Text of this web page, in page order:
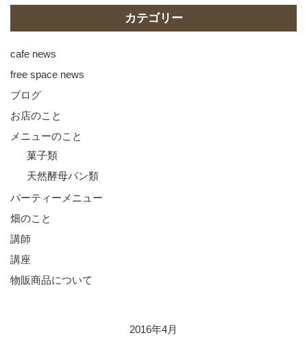
ョ
ン
カテゴリー
cafe news
free space news
ブログ
お店のこと
メニューのこと
菓子類
天然酵母パン類
パーティーメニュー
畑のこと
講師
講座
物販商品について
2016年4月